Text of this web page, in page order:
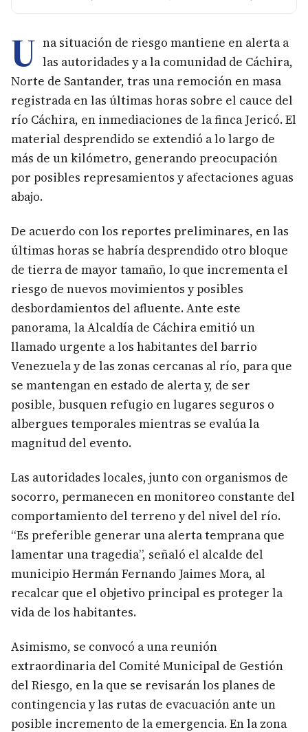
U na situación de riesgo mantiene en alerta a
las autoridades y a la comunidad de Cáchira,
Norte de Santander, tras una remoción en masa
registrada en las últimas horas sobre el cauce del
río Cáchira, en inmediaciones de la finca Jericó. El
material desprendido se extendió a lo largo de
más de un kilómetro, generando preocupación
por posibles represamientos y afectaciones aguas
abajo.
De acuerdo con los reportes preliminares, en las
últimas horas se habría desprendido otro bloque
de tierra de mayor tamaño, lo que incrementa el
riesgo de nuevos movimientos y posibles
desbordamientos del afluente. Ante este
panorama, la Alcaldía de Cáchira emitió un
llamado urgente a los habitantes del barrio
Venezuela y de las zonas cercanas al río, para que
se mantengan en estado de alerta y, de ser
posible, busquen refugio en lugares seguros o
albergues temporales mientras se evalúa la
magnitud del evento.
Las autoridades locales, junto con organismos de
socorro, permanecen en monitoreo constante del
comportamiento del terreno y del nivel del río.
“Es preferible generar una alerta temprana que
lamentar una tragedia”, señaló el alcalde del
municipio Hermán Fernando Jaimes Mora, al
recalcar que el objetivo principal es proteger la
vida de los habitantes.
Asimismo, se convocó a una reunión
extraordinaria del Comité Municipal de Gestión
del Riesgo, en la que se revisarán los planes de
contingencia y las rutas de evacuación ante un
posible incremento de la emergencia. En la zona